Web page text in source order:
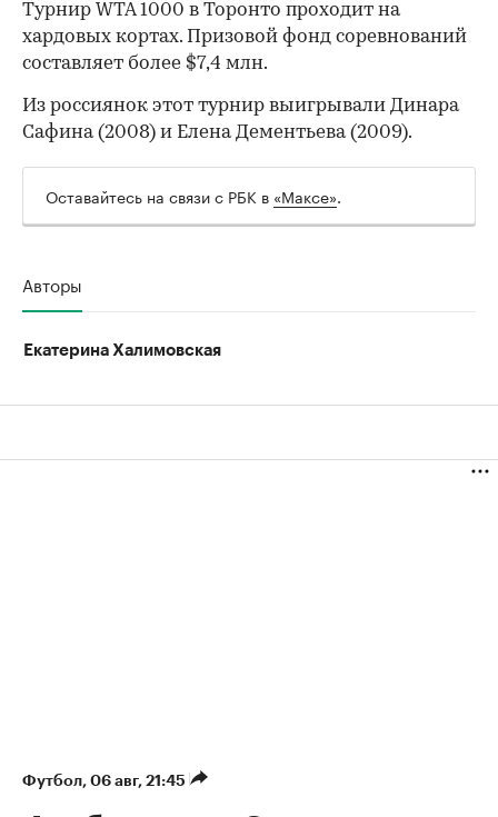
00:00 00:00
Турнир WTA 1000 в Торонто проходит на
хардовых кортах. Призовой фонд соревнований
составляет более $7,4 млн.
Из россиянок этот турнир выигрывали Динара
Сафина (2008) и Елена Дементьева (2009).
Оставайтесь на связи с РБК в «Максе».
Авторы
Екатерина Халимовская
Футбол⁠, 06 авг, 21:45